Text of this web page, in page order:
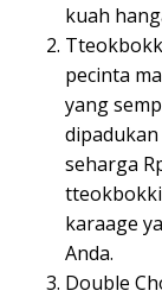
kuah
pecinta
yang
seharga
karaage
Anda.
Double